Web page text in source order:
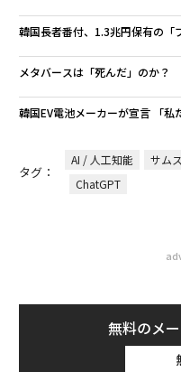
韓国長者番付、1.3兆円保有の「
メタバースは「死んだ」のか？
韓国EV電池メーカーが宣言 「私
タグ：
AI / 人工知能 サム
ChatGPT
無料のメ